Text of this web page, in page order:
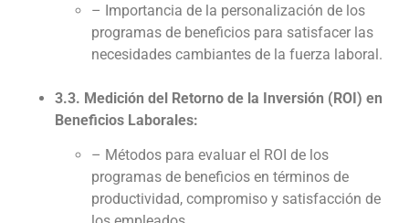
– Importancia de la personalización de los
programas de beneficios para satisfacer las
necesidades cambiantes de la fuerza laboral.
3.3. Medición del Retorno de la Inversión (ROI) en
Beneficios Laborales:
– Métodos para evaluar el ROI de los
programas de beneficios en términos de
productividad, compromiso y satisfacción de